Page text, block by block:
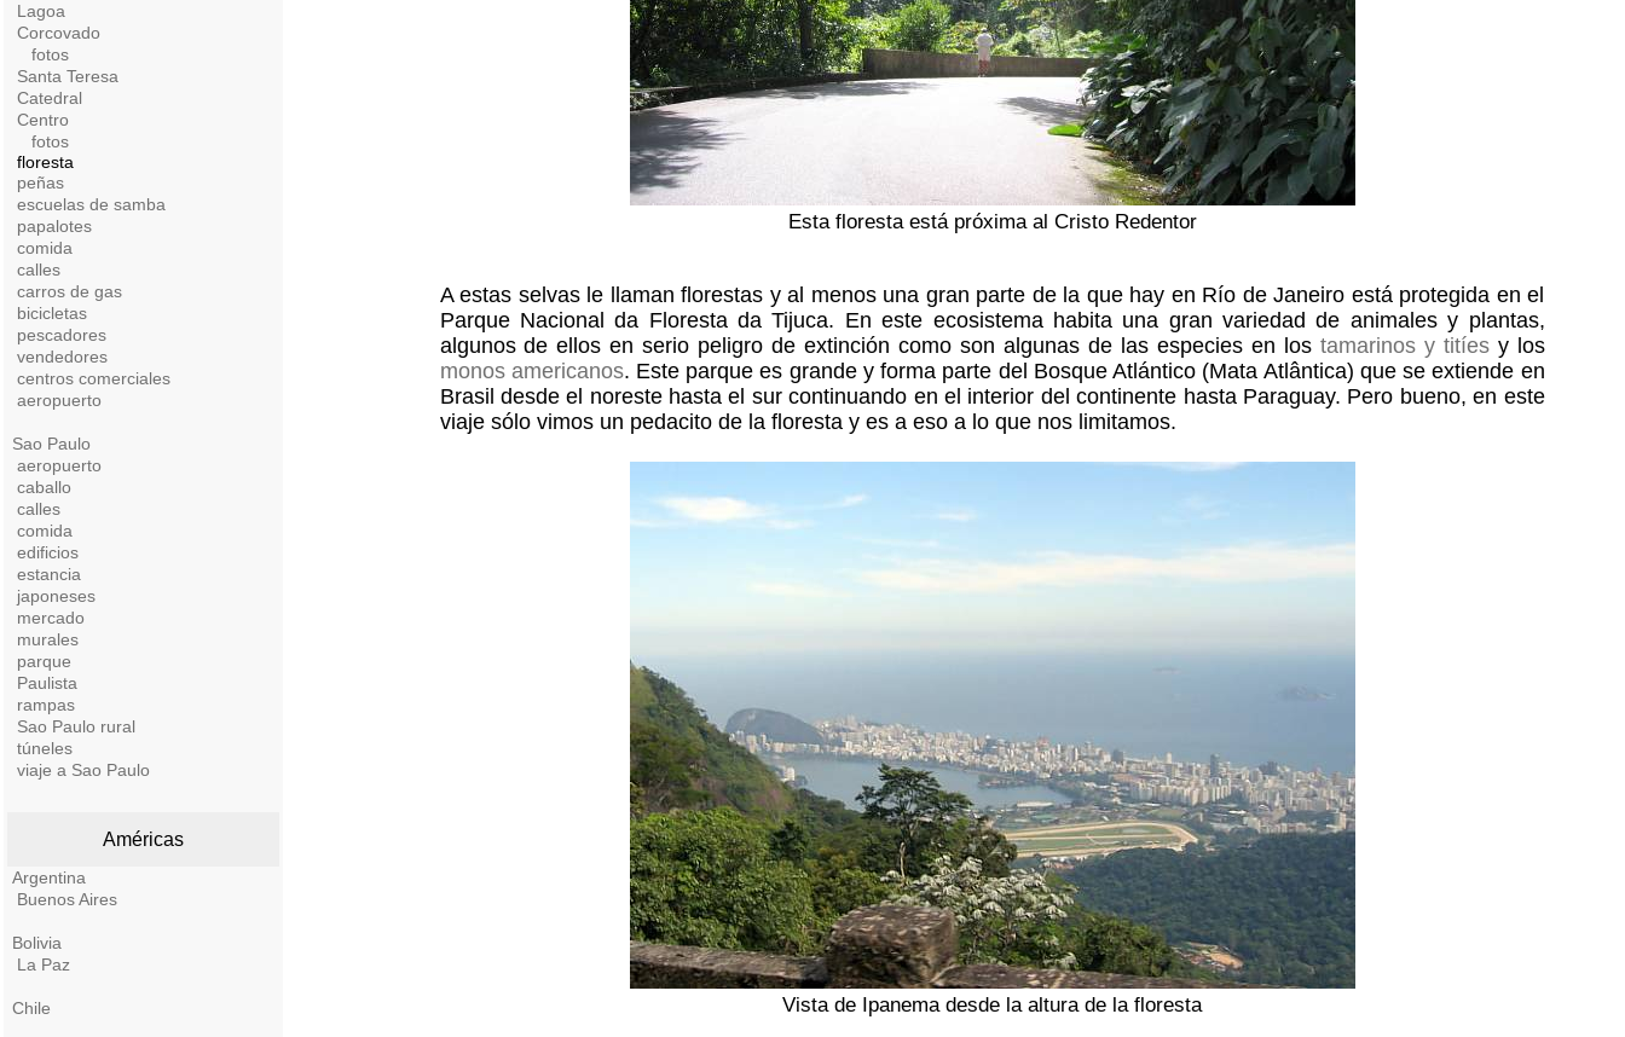
Lagoa
Corcovado
fotos
Santa Teresa
Catedral
Centro
fotos
floresta
peñas
escuelas de samba
papalotes
comida
calles
carros de gas
bicicletas
pescadores
vendedores
centros comerciales
aeropuerto
Sao Paulo
aeropuerto
caballo
calles
comida
edificios
estancia
japoneses
mercado
murales
parque
Paulista
rampas
Sao Paulo rural
túneles
viaje a Sao Paulo
Américas
Argentina
Buenos Aires
Bolivia
La Paz
Chile
Esta floresta está próxima al Cristo Redentor
A estas selvas le llaman florestas y al menos una gran parte de la que hay en Río de Janeiro está protegida en el
Parque Nacional da Floresta da Tijuca. En este ecosistema habita una gran variedad de animales y plantas,
algunos de ellos en serio peligro de extinción como son algunas de las especies en los tamarinos y titíesy los
monos americanos. Este parque es grande y forma parte del Bosque Atlántico (Mata Atlântica) que se extiende en
Brasil desde el noreste hasta el sur continuando en el interior del continente hasta Paraguay. Pero bueno, en este
viaje sólo vimos un pedacito de la floresta y es a eso a lo que nos limitamos.
Vista de Ipanema desde la altura de la floresta